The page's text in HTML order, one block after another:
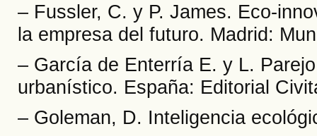
– Fussler, C. y P. James. Eco-
la empresa del futuro. Madrid:
– García de Enterría E. y L.
urbanístico. España: Editorial
– Goleman, D. Inteligencia